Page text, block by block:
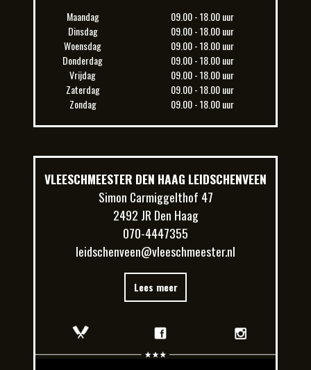
Maandag
09.00 - 18.00 uur
Dinsdag
09.00 - 18.00 uur
Woensdag
09.00 - 18.00 uur
Donderdag
09.00 - 18.00 uur
Vrijdag
09.00 - 18.00 uur
Zaterdag
09.00 - 18.00 uur
Zondag
09.00 - 18.00 uur
VLEESCHMEESTER DEN HAAG LEIDSCHENVEEN
Simon Carmiggelthof 47
2492 JR Den Haag
070-4447355
leidschenveen@vleeschmeester.nl
Lees meer